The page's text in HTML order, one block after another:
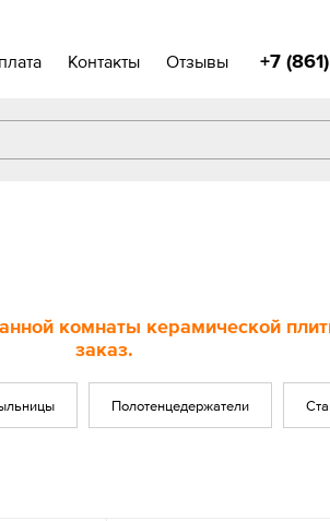
Контакты Отзывы +7
комнаты керамической
заказ.
Полотенцедержатели